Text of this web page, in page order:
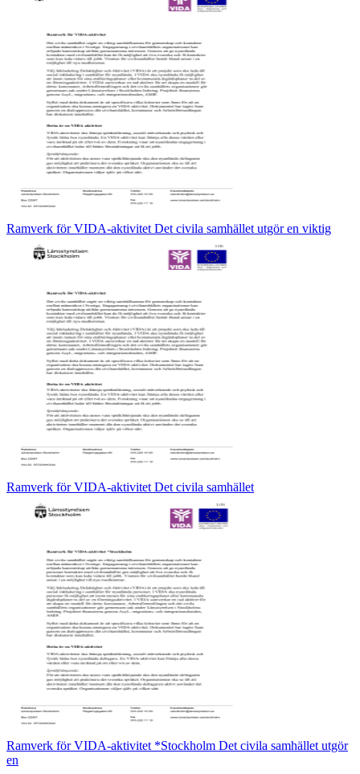
Ramverk för VIDA-aktivitet Det civila samhället utgör en viktig
Ramverk för VIDA-aktivitet Det civila samhället
Ramverk för VIDA-aktivitet *Stockholm Det civila samhället utgör
en